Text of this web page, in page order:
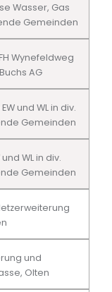
Wasser, Gas
Gemeinden
Wynefeldweg
AG
und WL in div.
Gemeinden
WL in div.
Gemeinden
und
Olten